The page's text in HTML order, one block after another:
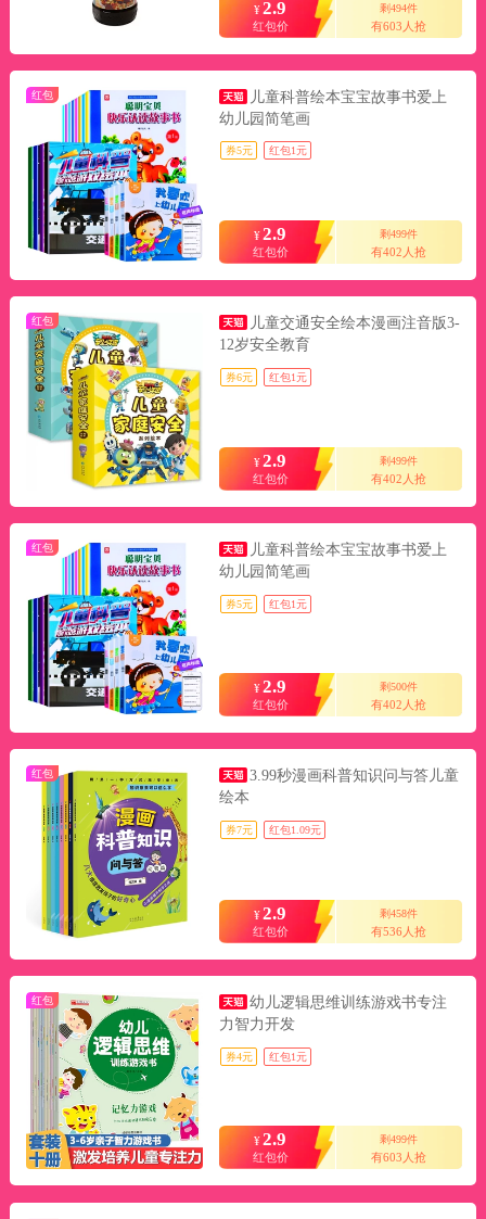
¥2.9
红包价
剩494件
有603人抢
红包
儿童科普绘本宝宝故事书爱上
幼儿园简笔画
券5元 红包1元
¥2.9
红包价
剩499件
有402人抢
红包
儿童交通安全绘本漫画注音版3-
12岁安全教育
券6元 红包1元
¥2.9
红包价
剩499件
有402人抢
红包
儿童科普绘本宝宝故事书爱上
幼儿园简笔画
券5元 红包1元
¥2.9
红包价
剩500件
有402人抢
红包
3.99秒漫画科普知识问与答儿童
绘本
券7元 红包1.09元
¥2.9
红包价
剩458件
有536人抢
红包
幼儿逻辑思维训练游戏书专注
力智力开发
券4元 红包1元
¥2.9
红包价
剩499件
有603人抢